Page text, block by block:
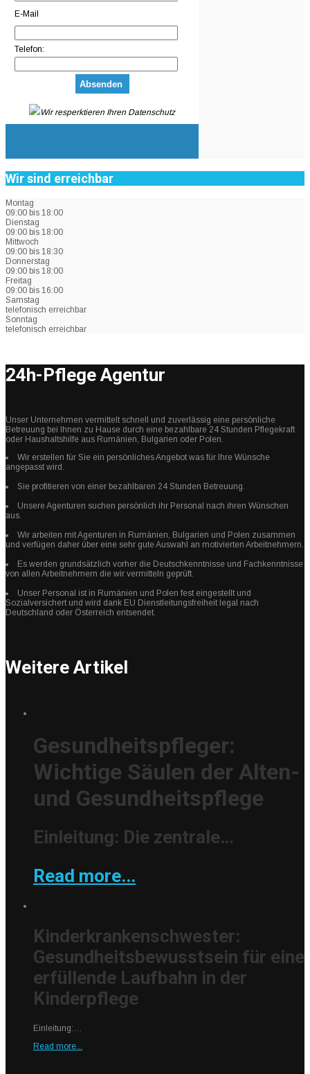
E-Mail
Telefon:
Wir resperktieren Ihren Datenschutz
Wir sind erreichbar
Montag
09:00 bis 18:00
Dienstag
09:00 bis 18:00
Mittwoch
09:00 bis 18:30
Donnerstag
09:00 bis 18:00
Freitag
09:00 bis 16:00
Samstag
telefonisch erreichbar
Sonntag
telefonisch erreichbar
24h-Pflege Agentur
Unser Unternehmen vermittelt schnell und zuverlässig eine persönliche
Betreuung bei Ihnen zu Hause durch eine bezahlbare 24 Stunden Pflegekraft
oder Haushaltshilfe aus Rumänien, Bulgarien oder Polen.
Wir erstellen für Sie ein persönliches Angebot was für Ihre Wünsche
angepasst wird.
Sie profitieren von einer bezahlbaren 24 Stunden Betreuung.
Unsere Agenturen suchen persönlich ihr Personal nach ihren Wünschen
aus.
Wir arbeiten mit Agenturen in Rumänien, Bulgarien und Polen zusammen
und verfügen daher über eine sehr gute Auswahl an motivierten Arbeitnehmern.
Es werden grundsätzlich vorher die Deutschkenntnisse und Fachkenntnisse
von allen Arbeitnehmern die wir vermitteln geprüft.
Unser Personal ist in Rumänien und Polen fest eingestellt und
Sozialversichert und wird dank EU Dienstleitungsfreiheit legal nach
Deutschland oder Österreich entsendet.
Weitere Artikel
Gesundheitspfleger:
Wichtige Säulen der Alten-
und Gesundheitspflege
Einleitung: Die zentrale…
Read more...
Kinderkrankenschwester:
Gesundheitsbewusstsein für eine
erfüllende Laufbahn in der
Kinderpflege
Einleitung:…
Read more...